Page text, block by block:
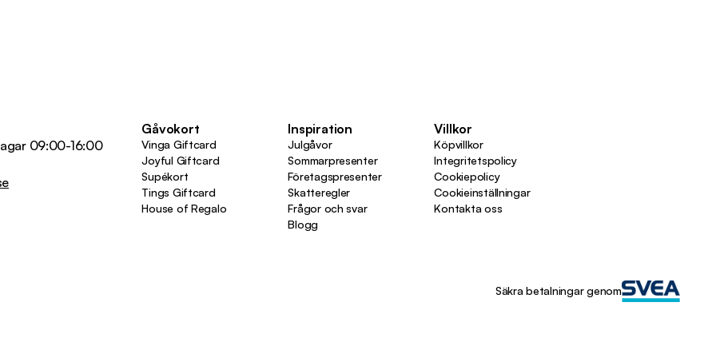
09:00-16:00
Gåvokort
Vinga Giftcard
Joyful Giftcard
Supékort
Tings Giftcard
House of Regalo
Inspiration
Julgåvor
Sommarpresenter
Företagspresenter
Skatteregler
Frågor och svar
Blogg
Villkor
Köpvillkor
Integritetspolicy
Cookiepolicy
Cookieinställningar
Kontakta oss
Säkra betalningar genom